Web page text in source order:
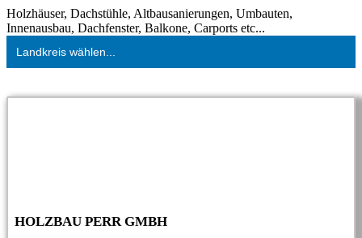
Holzhäuser, Dachstühle, Altbausanierungen, Umbauten,
Innenausbau, Dachfenster, Balkone, Carports etc...
Landkreis wählen...
HOLZBAU PERR GMBH